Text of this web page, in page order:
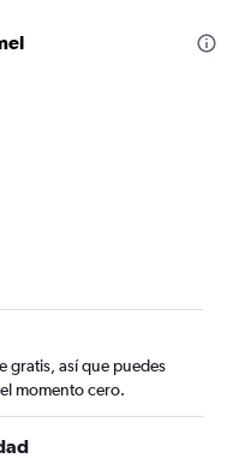
gratis, así que puedes
momento cero.